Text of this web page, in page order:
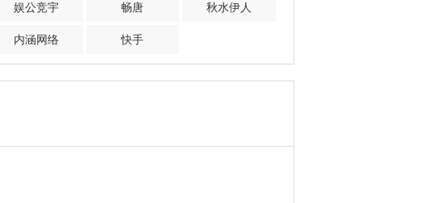
娱公竞宇 畅唐 秋水伊人
内涵网络 快手